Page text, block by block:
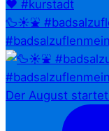
🦆☀️⛲
Der August